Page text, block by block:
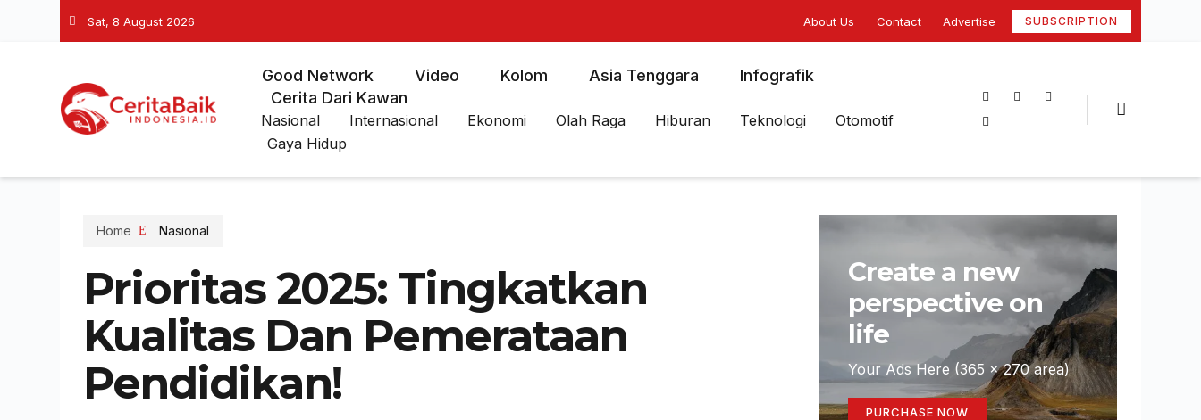
Sat, 8 August 2026 About Us Contact Advertise SUBSCRIPTION
Good Network Video Kolom Asia Tenggara
Infografik
Cerita Dari Kawan
Nasional Internasional Ekonomi Olah Raga Hiburan Teknologi
Otomotif
Gaya Hidup
Home Nasional
Prioritas 2025: Tingkatkan
Kualitas Dan Pemerataan
Pendidikan!
Create a new
perspective on
life
Your Ads Here (365 x 270 area)
PURCHASE NOW